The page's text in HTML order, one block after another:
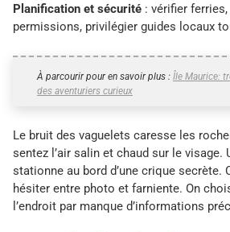
Planification et sécurité : vérifier
permissions, privilégier guides locaux
À parcourir pour en savoir plus : Île Maurice:
des aventuriers curieux
Le bruit des vaguelets caresse les
sentez l’air salin et chaud sur le visage.
stationne au bord d’une crique secrète.
hésiter entre photo et farniente. On
l’endroit par manque d’informations